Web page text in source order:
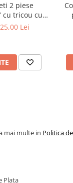
2 piese
cu tricou cu
- 3-4-5-6
Lei
mai multe in Politica
Plata